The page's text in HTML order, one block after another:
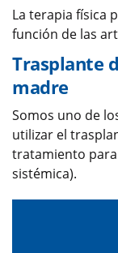
La terapia física
función de las
Trasplante
madre
Somos uno de
utilizar el
tratamiento
sistémica).